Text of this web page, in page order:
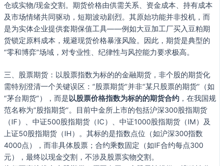
仓或实物/现金交割。期货价格由供需关系、资金成本、持有成本
及市场情绪共同驱动，短期波动剧烈。其原始功能并非投机，而
是为实体企业提供套期保值工具——例如大豆加工厂买入豆粕期
货锁定原料成本，规避现货价格暴涨风险。因此，期货是典型的
“零和博弈”场域，对专业性、纪律性与风控能力要求极高。
三、股票期货：以股票指数为标的的金融期货，非个股的期货化
需特别澄清一个关键误区：“股票期货”并非“某只股票的期货”（如
“茅台期货”），而是以股票价格指数为标的的期货合约 ，在我国规
范名称为“股指期货”。目前中金所上市的包括沪深300股指期货
（IF）、中证500股指期货（IC）、中证1000股指期货（IM）及
上证50股指期货（IH）。其标的是指数点位（如沪深300指数
4000点），而非具体股票；合约乘数固定（如IF合约每点300
元），最终以现金交割，不涉及股票实物交割。